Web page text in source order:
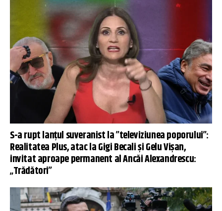
S-a rupt lanțul suveranist la ”televiziunea poporului”:
Realitatea Plus, atac la Gigi Becali și Gelu Vișan,
invitat aproape permanent al Ancăi Alexandrescu:
„Trădători”